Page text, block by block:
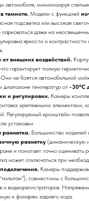
автомобиля, минимизируя
темноте. Модели с функцией
подсветка или высокая
парковаться даже на
яркости и
внешних воздействий.
гарантирует полную
Они не боятся автомобильной
диапазоне температур от -30°C
и регулировки. Камеры
крепежными элементами,
Регулируемый кронштейн
установки.
разметка. Большинство моделей
разметку (динамическую
и помогает точно оценивать
может отключаться при
Камеры
совместимы с
и видеорегистраторов.
к фонарям заднего хода.